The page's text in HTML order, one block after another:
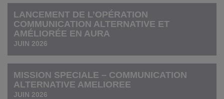
LANCEMENT DE L’OPÉRATION
COMMUNICATION ALTERNATIVE ET
AMÉLIORÉE EN AURA
JUIN 2026
MISSION SPECIALE – COMMUNICATION
ALTERNATIVE AMELIOREE
JUIN 2026